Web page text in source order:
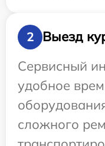
2
Выезд
Сервисный
удобное
сложного